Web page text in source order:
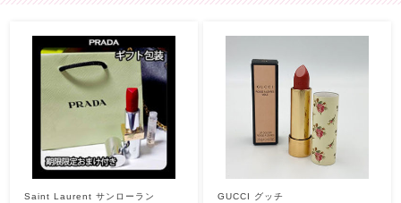
Saint Laurent サンローラン GUCCI グッチ